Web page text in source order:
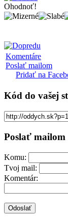
Ohodnoť!
Komentáre
Poslať mailom
Pridať na
Kód do vašej
Poslať mailom
Komu:
Tvoj mail:
Komentár: